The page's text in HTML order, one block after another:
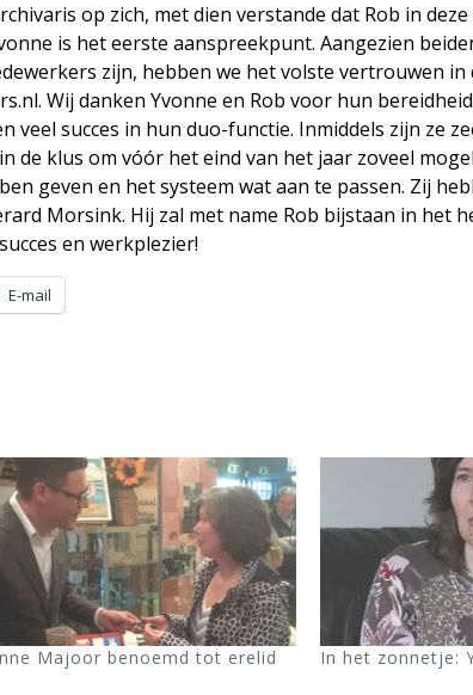
op zich, met dien verstande dat Rob in
is het eerste aanspreekpunt. Aangezien
zijn, hebben we het volste vertrouwen in
Wij danken Yvonne en Rob voor hun
veel succes in hun duo-functie. Inmiddels zijn ze
de klus om vóór het eind van het jaar zoveel
geven en het systeem wat aan te passen. Zij
Morsink. Hij zal met name Rob bijstaan in het
en werkplezier!
E-mail
Majoor benoemd tot erelid In het zonnetje: